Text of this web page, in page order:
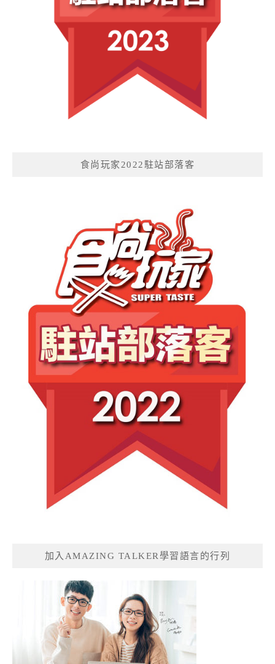
食尚玩家2022駐站部落客
加入AMAZING TALKER學習語言的行列